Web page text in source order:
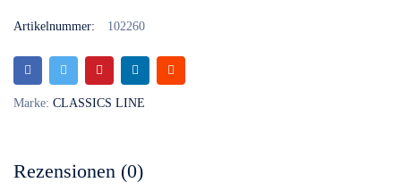
Artikelnummer: 102260
Marke: CLASSICS LINE
Rezensionen (0)